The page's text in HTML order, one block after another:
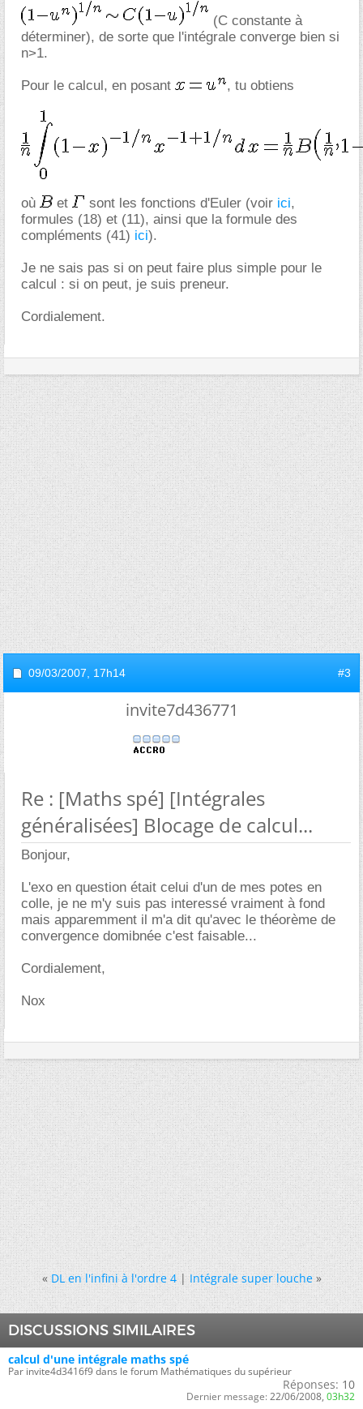
(C constante à
déterminer), de sorte que l'intégrale converge bien si
n>1.
Pour le calcul, en posant , tu obtiens
où et sont les fonctions d'Euler (voir ici,
formules (18) et (11), ainsi que la formule des
compléments (41) ici).
Je ne sais pas si on peut faire plus simple pour le
calcul : si on peut, je suis preneur.
Cordialement.
09/03/2007, 17h14 #3
invite7d436771
Re : [Maths spé] [Intégrales
généralisées] Blocage de calcul...
Bonjour,
L'exo en question était celui d'un de mes potes en
colle, je ne m'y suis pas interessé vraiment à fond
mais apparemment il m'a dit qu'avec le théorème de
convergence domibnée c'est faisable...
Cordialement,
Nox
« DL en l'infini à l'ordre 4|Intégrale super louche »
DISCUSSIONS SIMILAIRES
calcul d'une intégrale maths spé
Par invite4d3416f9 dans le forum Mathématiques du supérieur
Réponses: 10
Dernier message: 22/06/2008, 03h32